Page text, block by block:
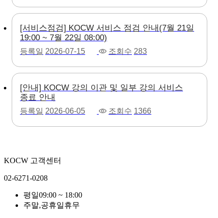
[서비스점검] KOCW 서비스 점검 안내(7월 21일
19:00 ~ 7월 22일 08:00)
등록일 2026-07-15 조회수 283
[안내] KOCW 강의 이관 및 일부 강의 서비스
종료 안내
등록일 2026-06-05 조회수 1366
KOCW 고객센터
02-6271-0208
평일09:00 ~ 18:00
주말,공휴일휴무